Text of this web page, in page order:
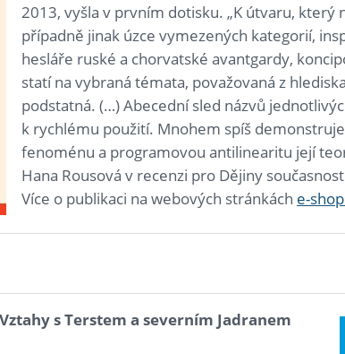
2013, vyšla v prvním dotisku. „K útvaru,
případně jinak úzce vymezených kategorií,
hesláře ruské a chorvatské avantgardy,
statí na vybraná témata, považovaná z
podstatná. (…) Abecední sled názvů
k rychlému použití. Mnohem spíš
fenoménu a programovou antilinearitu její
Hana Rousová v recenzi pro Dějiny
Více o publikaci na webových stránkách e-
s Terstem a severním Jadranem